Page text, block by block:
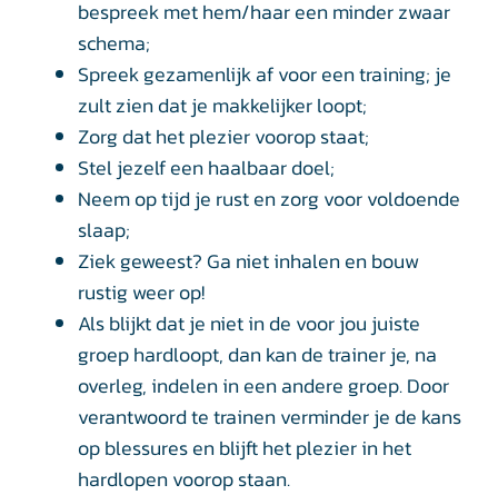
bespreek met hem/haar een minder zwaar
schema;
Spreek gezamenlijk af voor een training; je
zult zien dat je makkelijker loopt;
Zorg dat het plezier voorop staat;
Stel jezelf een haalbaar doel;
Neem op tijd je rust en zorg voor voldoende
slaap;
Ziek geweest? Ga niet inhalen en bouw
rustig weer op!
Als blijkt dat je niet in de voor jou juiste
groep hardloopt, dan kan de trainer je, na
overleg, indelen in een andere groep. Door
verantwoord te trainen verminder je de kans
op blessures en blijft het plezier in het
hardlopen voorop staan.